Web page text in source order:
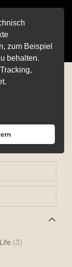
öffnen
öffnen
33
zum Beispiel
behalten.